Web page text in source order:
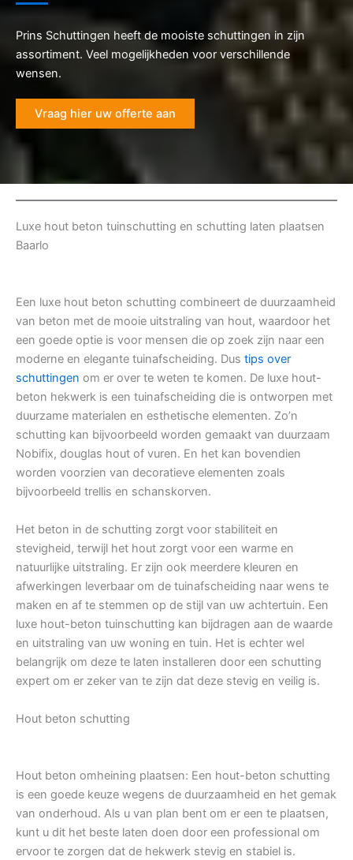
Prins Schuttingen heeft de mooiste schuttingen in zijn
assortiment. Veel mogelijkheden voor verschillende
wensen.
Vraag hier uw offerte aan
Luxe hout beton tuinschutting en schutting laten plaatsen
Baarlo
Een luxe hout beton schutting combineert de duurzaamheid
van beton met de mooie uitstraling van hout, waardoor het
een goede optie is voor mensen die op zoek zijn naar een
moderne en elegante tuinafscheiding. Dus tips over
schuttingen om er over te weten te komen. De luxe hout-
beton hekwerk is een tuinafscheiding die is ontworpen met
duurzame materialen en esthetische elementen. Zo’n
schutting kan bijvoorbeeld worden gemaakt van duurzaam
Nobifix, douglas hout of vuren. En het kan bovendien
worden voorzien van decoratieve elementen zoals
bijvoorbeeld trellis en schanskorven.
Het beton in de schutting zorgt voor stabiliteit en
stevigheid, terwijl het hout zorgt voor een warme en
natuurlijke uitstraling. Er zijn ook meerdere kleuren en
afwerkingen leverbaar om de tuinafscheiding naar wens te
maken en af te stemmen op de stijl van uw achtertuin. Een
luxe hout-beton tuinschutting kan bijdragen aan de waarde
en uitstraling van uw woning en tuin. Het is echter wel
belangrijk om deze te laten installeren door een schutting
expert om er zeker van te zijn dat deze stevig en veilig is.
Hout beton schutting
Hout beton omheining plaatsen: Een hout-beton schutting
is een goede keuze wegens de duurzaamheid en het gemak
van onderhoud. Als u van plan bent om er een te plaatsen,
kunt u dit het beste laten doen door een professional om
ervoor te zorgen dat de hekwerk stevig en stabiel is.